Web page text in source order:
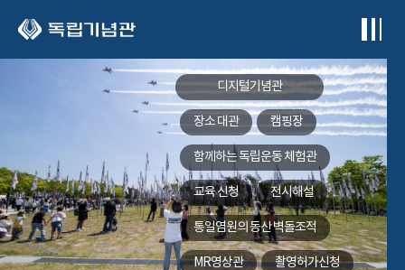
디지털기념관
장소 대관 캠핑장
함께하는독립운동 체험관
교육 신청 전시해설
통일염원의 동산벽돌조적
MR영상관 촬영허가신청